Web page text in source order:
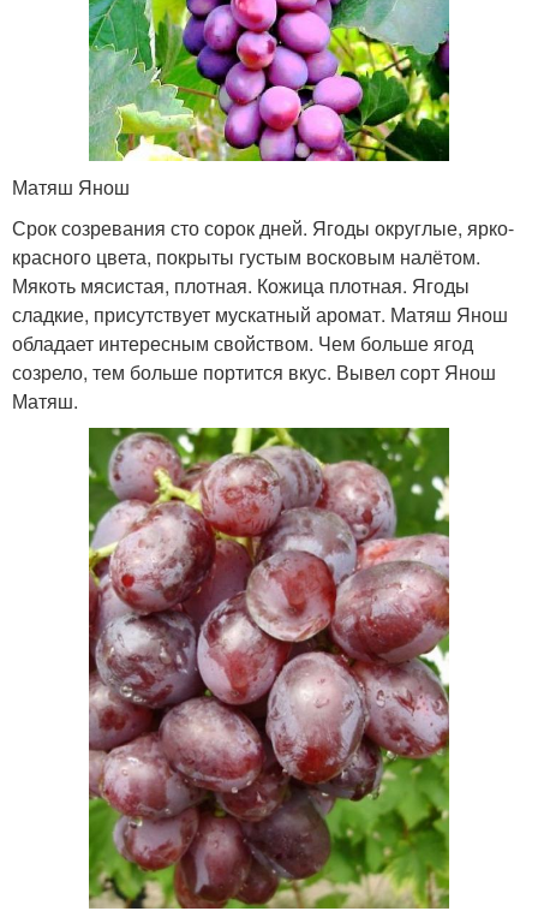
Матяш Янош
Срок созревания сто сорок дней. Ягоды округлые, ярко-
красного цвета, покрыты густым восковым налётом.
Мякоть мясистая, плотная. Кожица плотная. Ягоды
сладкие, присутствует мускатный аромат. Матяш Янош
обладает интересным свойством. Чем больше ягод
созрело, тем больше портится вкус. Вывел сорт Янош
Матяш.